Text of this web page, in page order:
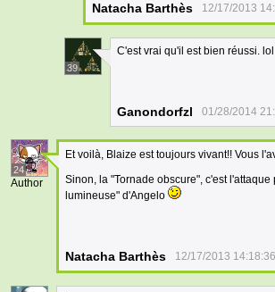
Natacha Barthès 12/17/2013
39
C'est vrai qu'il est bien réussi. lol
Ganondorfzl 01/28/2014
24
Author
Et voilà, Blaize est toujours vivant!! Vous
Sinon, la "Tornade obscure", c'est
lumineuse" d'Angelo
Natacha Barthès 12/17/2013 14:18:36